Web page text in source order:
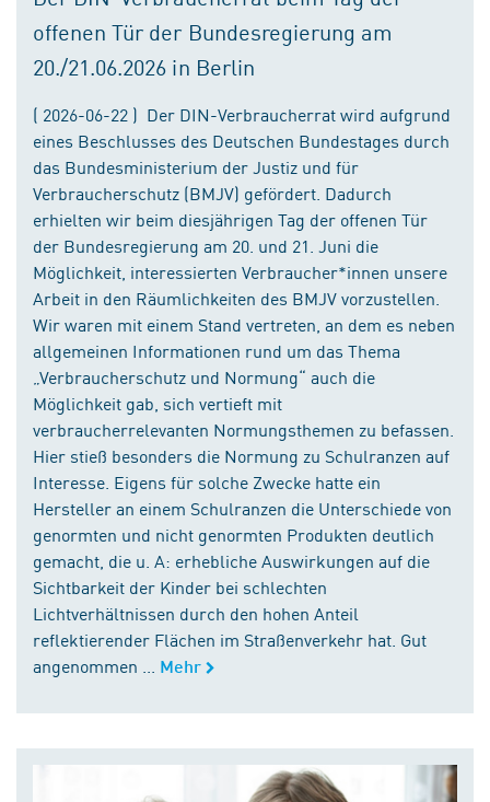
offenen Tür der Bundesregierung am
20./21.06.2026 in Berlin
( 2026-06-22 ) Der DIN-Verbraucherrat wird aufgrund
eines Beschlusses des Deutschen Bundestages durch
das Bundesministerium der Justiz und für
Verbraucherschutz (BMJV) gefördert. Dadurch
erhielten wir beim diesjährigen Tag der offenen Tür
der Bundesregierung am 20. und 21. Juni die
Möglichkeit, interessierten Verbraucher*innen unsere
Arbeit in den Räumlichkeiten des BMJV vorzustellen.
Wir waren mit einem Stand vertreten, an dem es neben
allgemeinen Informationen rund um das Thema
„Verbraucherschutz und Normung“ auch die
Möglichkeit gab, sich vertieft mit
verbraucherrelevanten Normungsthemen zu befassen.
Hier stieß besonders die Normung zu Schulranzen auf
Interesse. Eigens für solche Zwecke hatte ein
Hersteller an einem Schulranzen die Unterschiede von
genormten und nicht genormten Produkten deutlich
gemacht, die u. A: erhebliche Auswirkungen auf die
Sichtbarkeit der Kinder bei schlechten
Lichtverhältnissen durch den hohen Anteil
reflektierender Flächen im Straßenverkehr hat. Gut
angenommen ...
Mehr